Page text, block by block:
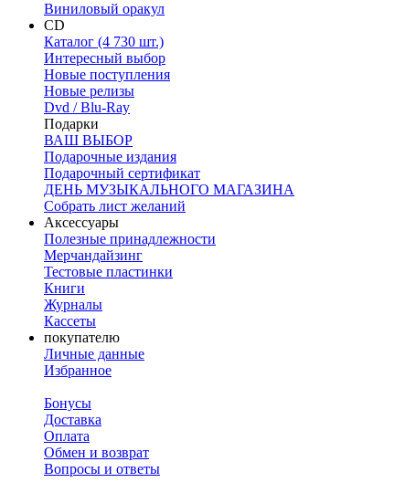
Виниловый оракул
CD
Каталог (4 730 шт.)
Интересный выбор
Новые поступления
Новые релизы
Dvd / Blu-Ray
Подарки
ВАШ ВЫБОР
Подарочные издания
Подарочный сертификат
ДЕНЬ МУЗЫКАЛЬНОГО МАГАЗИНА
Собрать лист желаний
Аксессуары
Полезные принадлежности
Мерчандайзинг
Тестовые пластинки
Книги
Журналы
Кассеты
покупателю
Личные данные
Избранное
Бонусы
Доставка
Оплата
Обмен и возврат
Вопросы и ответы